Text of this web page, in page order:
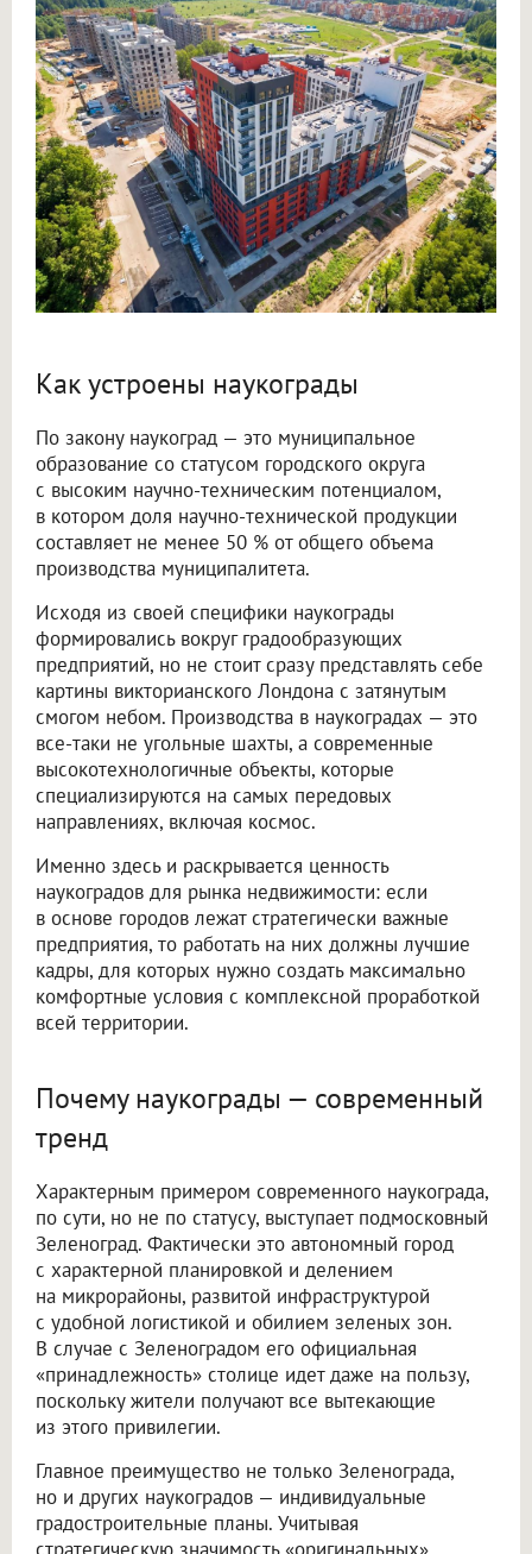
Как устроены наукограды
По закону наукоград — это муниципальное
образование со статусом городского округа
с высоким научно-техническим потенциалом,
в котором доля научно-технической продукции
составляет не менее 50 % от общего объема
производства муниципалитета.
Исходя из своей специфики наукограды
формировались вокруг градообразующих
предприятий, но не стоит сразу представлять себе
картины викторианского Лондона с затянутым
смогом небом. Производства в наукоградах — это
все-таки не угольные шахты, а современные
высокотехнологичные объекты, которые
специализируются на самых передовых
направлениях, включая космос.
Именно здесь и раскрывается ценность
наукоградов для рынка недвижимости: если
в основе городов лежат стратегически важные
предприятия, то работать на них должны лучшие
кадры, для которых нужно создать максимально
комфортные условия с комплексной проработкой
всей территории.
Почему наукограды — современный
тренд
Характерным примером современного наукограда,
по сути, но не по статусу, выступает подмосковный
Зеленоград. Фактически это автономный город
с характерной планировкой и делением
на микрорайоны, развитой инфраструктурой
с удобной логистикой и обилием зеленых зон.
В случае с Зеленоградом его официальная
«принадлежность» столице идет даже на пользу,
поскольку жители получают все вытекающие
из этого привилегии.
Главное преимущество не только Зеленограда,
но и других наукоградов — индивидуальные
градостроительные планы. Учитывая